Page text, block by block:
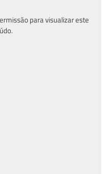
para visualizar este